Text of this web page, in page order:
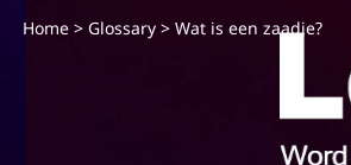
e
Home> Glossary> Wat is een zaadje?